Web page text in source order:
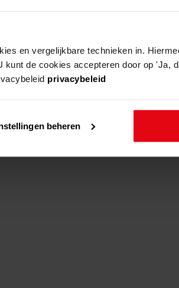
en vergelijkbare technieken in.
kunt de cookies accepteren door op 'Ja,
privacybeleid
beheren